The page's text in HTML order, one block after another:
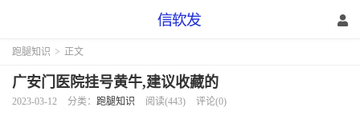
跑腿知识 > 正文
广安门医院挂号黄牛,建议收藏的
2023-03-12 分类： 跑腿知识 阅读(443) 评论(0)